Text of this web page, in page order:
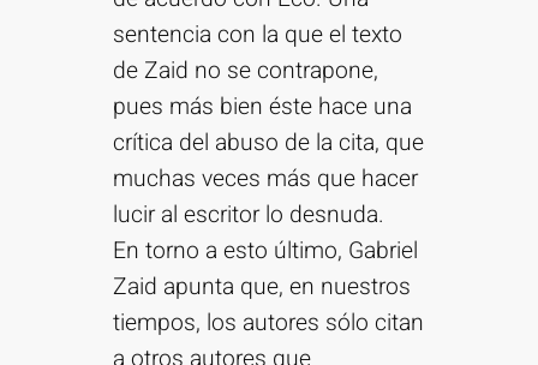
sentencia con la que el texto
de Zaid no se contrapone,
pues más bien éste hace una
crítica del abuso de la cita, que
muchas veces más que hacer
lucir al escritor lo desnuda.
En torno a esto último, Gabriel
Zaid apunta que, en nuestros
tiempos, los autores sólo citan